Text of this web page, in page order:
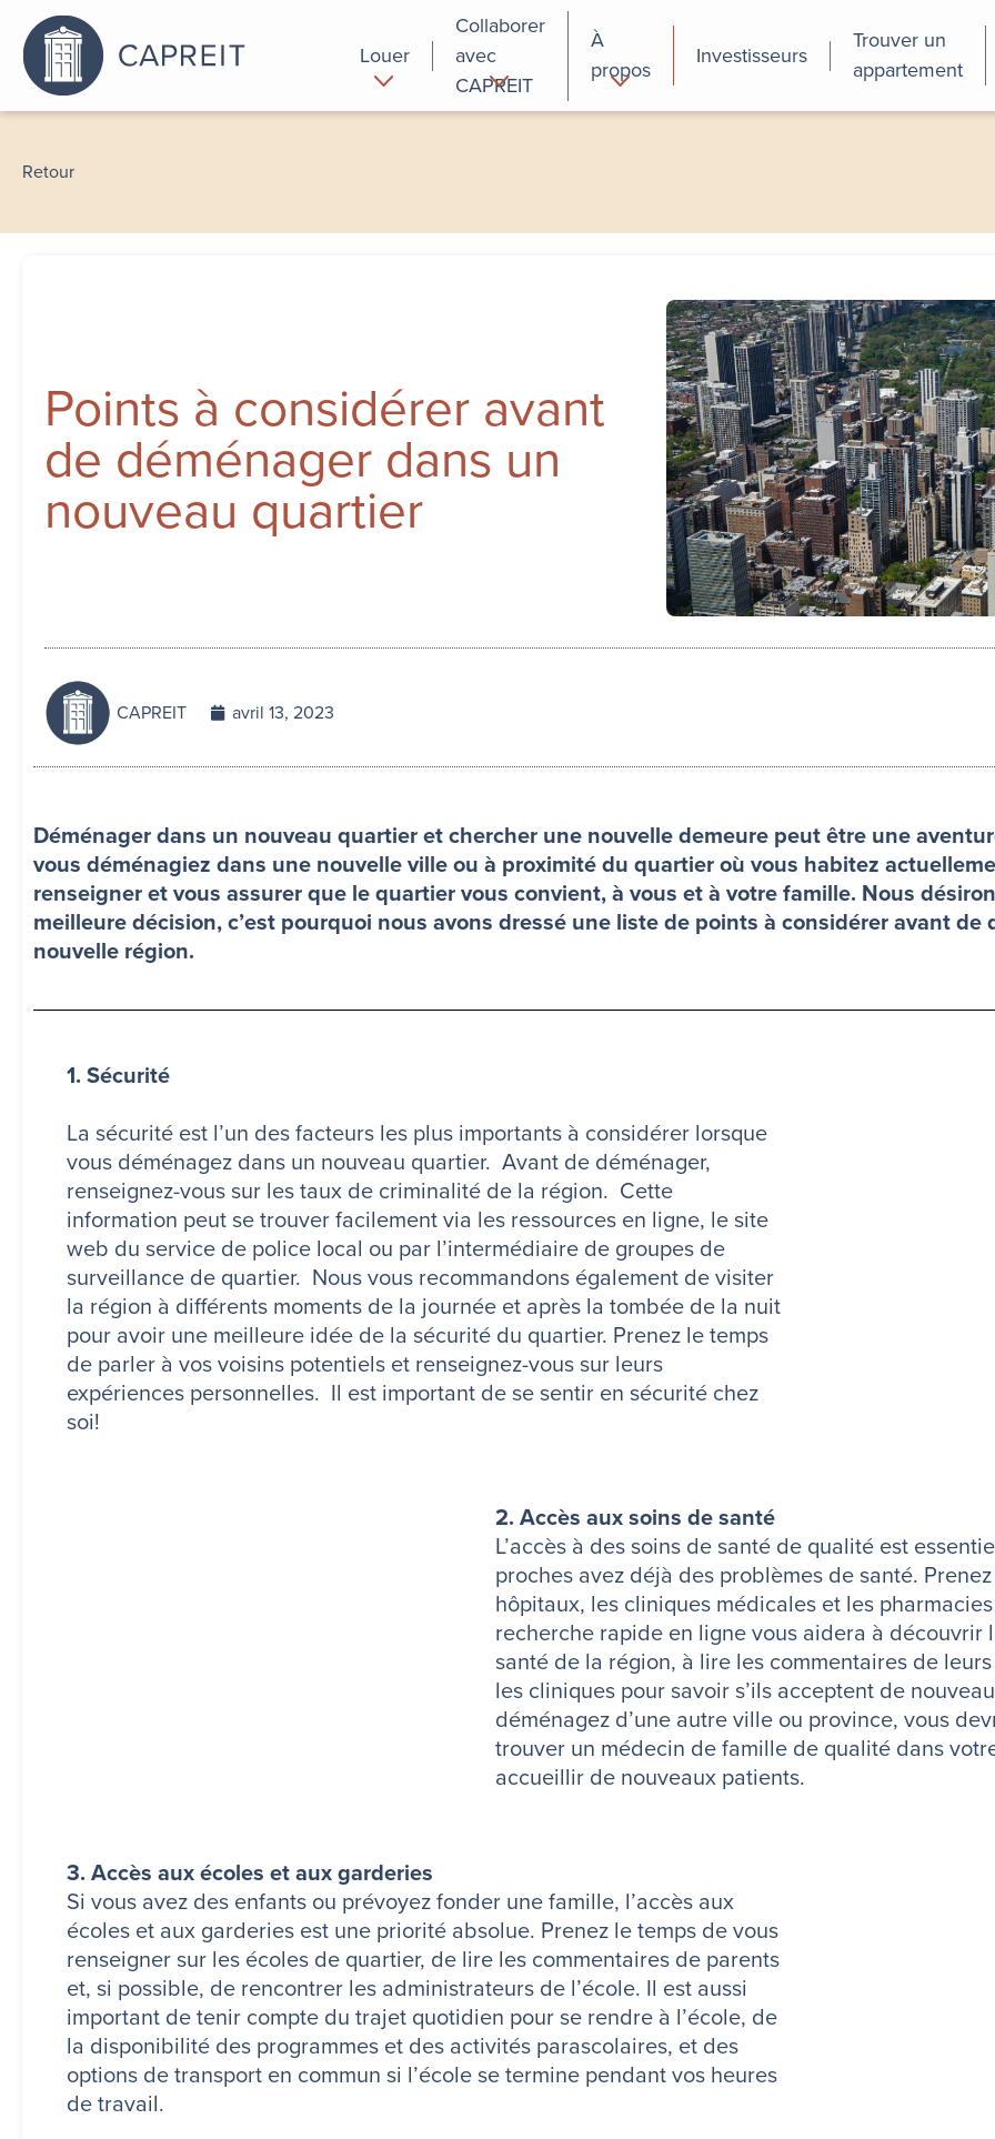
Louer
Collaborer
avec
CAPREIT
À
propos
Investisseurs
Trouver un
appartement
Retour
Points à considérer avant
de déménager dans un
nouveau quartier
CAPREIT avril 13, 2023
Déménager dans un nouveau quartier et chercher une nouvelle demeure peut être une
vous déménagiez dans une nouvelle ville ou à proximité du quartier où vous habitez
renseigner et vous assurer que le quartier vous convient, à vous et à votre famille. Nous
meilleure décision, c’est pourquoi nous avons dressé une liste de points à considérer avant de
nouvelle région.
1. Sécurité
La sécurité est l’un des facteurs les plus importants à considérer lorsque
vous déménagez dans un nouveau quartier. Avant de déménager,
renseignez-vous sur les taux de criminalité de la région. Cette
information peut se trouver facilement via les ressources en ligne, le site
web du service de police local ou par l’intermédiaire de groupes de
surveillance de quartier. Nous vous recommandons également de visiter
la région à différents moments de la journée et après la tombée de la nuit
pour avoir une meilleure idée de la sécurité du quartier. Prenez le temps
de parler à vos voisins potentiels et renseignez-vous sur leurs
expériences personnelles. Il est important de se sentir en sécurité chez
soi!
2. Accès aux soins de santé
L’accès à des soins de santé de qualité est
proches avez déjà des problèmes de santé.
hôpitaux, les cliniques médicales et les
recherche rapide en ligne vous aidera à découvrir
santé de la région, à lire les commentaires de
les cliniques pour savoir s’ils acceptent de
déménagez d’une autre ville ou province, vous
trouver un médecin de famille de qualité dans
accueillir de nouveaux patients.
3. Accès aux écoles et aux garderies
Si vous avez des enfants ou prévoyez fonder une famille, l’accès aux
écoles et aux garderies est une priorité absolue. Prenez le temps de vous
renseigner sur les écoles de quartier, de lire les commentaires de parents
et, si possible, de rencontrer les administrateurs de l’école. Il est aussi
important de tenir compte du trajet quotidien pour se rendre à l’école, de
la disponibilité des programmes et des activités parascolaires, et des
options de transport en commun si l’école se termine pendant vos heures
de travail.